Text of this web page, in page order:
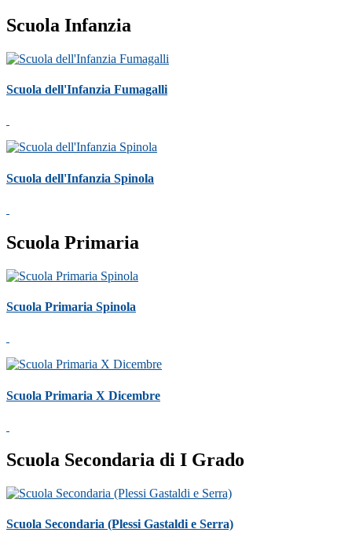
Scuola Infanzia
Scuola dell'Infanzia Fumagalli
Scuola dell'Infanzia Spinola
Scuola Primaria
Scuola Primaria Spinola
Scuola Primaria X Dicembre
Scuola Secondaria di I Grado
Scuola Secondaria (Plessi Gastaldi e Serra)